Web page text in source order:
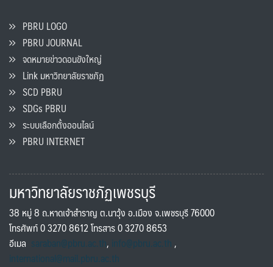
PBRU LOGO
PBRU JOURNAL
จดหมายข่าวดอนขังใหญ่
Link มหาวิทยาลัยราชภัฏ
SCD PBRU
SDGs PBRU
ระบบเลือกตั้งออนไลน์
PBRU INTERNET
มหาวิทยาลัยราชภัฏเพชรบุรี
38 หมู่ 8 ถ.หาดเจ้าสำราญ ต.นาวุ้ง อ.เมือง จ.เพชรบุรี 76000
โทรศัพท์ 0 3270 8612 โทรสาร 0 3270 8653
อีเมล saraban@pbru.ac.th, info@pbru.ac.th,
international@mail.pbru.ac.th